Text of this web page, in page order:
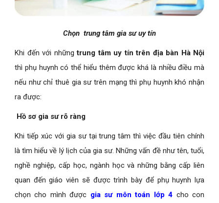
Chọn trung tâm gia sư uy tín
Khi đến với nhữngtrung tâm uy tín trên địa bàn Hà Nội
thì phụ huynh có thể hiểu thêm được khá là nhiều điều mà
nếu như chỉ thuê gia sư trên mạng thì phụ huynh khó nhận
ra được:
Hồ sơ gia sư rõ ràng
Khi tiếp xúc với gia sư tại trung tâm thì việc đầu tiên chính
là tìm hiểu về lý lịch của gia sư. Những vấn đề như tên, tuổi,
nghề nghiệp, cấp học, ngành học và những bằng cấp liên
quan đến giáo viên sẽ được trình bày để phụ huynh lựa
chọn cho mình được gia sư môn toán lớp 4 cho con